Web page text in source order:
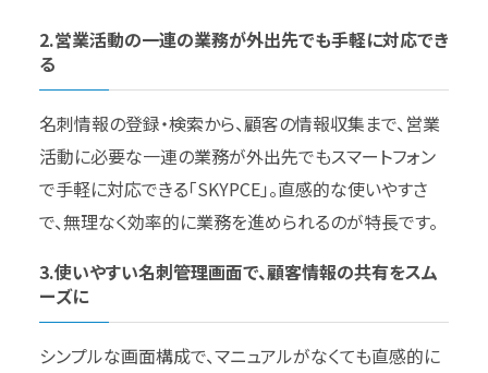
2.営業活動の一連の業務が外出先でも手軽に対応でき
る
名刺情報の登録・検索から、顧客の情報収集まで、営業
活動に必要な一連の業務が外出先でもスマートフォン
で手軽に対応できる「SKYPCE」。直感的な使いやすさ
で、無理なく効率的に業務を進められるのが特長です。
3.使いやすい名刺管理画面で、顧客情報の共有をスム
ーズに
シンプルな画面構成で、マニュアルがなくても直感的に